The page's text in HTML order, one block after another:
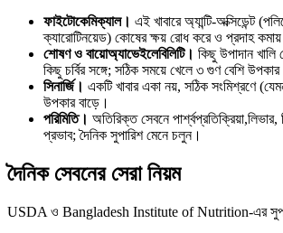
ফাইটোকেমিক্যাল। এই খাবারে অ্যান্টি-অক্সিডেন্ট
ক্যারোটিনয়েড) কোষের ক্ষয় রোধ করে ও প্রদাহ
শোষণ ও বায়োঅ্যাভেইলেবিলিটি। কিছু উপাদান
কিছু চর্বির সঙ্গে; সঠিক সময়ে খেলে ৩ গুণ বেশি
সিনার্জি। একটি খাবার একা নয়, সঠিক সংমিশ্রণে
উপকার বাড়ে।
পরিমিতি। অতিরিক্ত সেবনে
প্রভাব; দৈনিক সুপারিশ মেনে চলুন।
দৈনিক সেবনের সেরা নিয়ম
USDA ও Bangladesh Institute of Nutrition-এর